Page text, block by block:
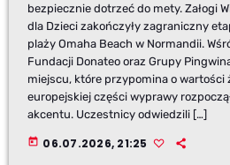
bezpiecznie dotrzeć do mety. Załogi
dla Dzieci zakończyły zagraniczny
plaży Omaha Beach w Normandii.
Fundacji Donateo oraz Grupy
miejscu, które przypomina o wartości
europejskiej części wyprawy
akcentu. Uczestnicy odwiedzili […]
today 06.07.2026, 21:25